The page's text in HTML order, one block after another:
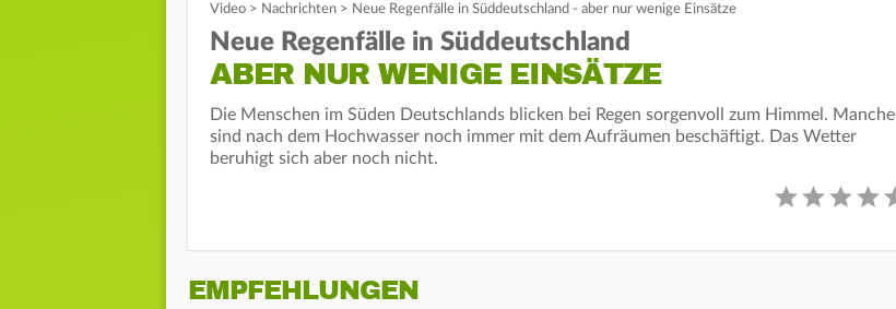
Video > Nachrichten > Neue Regenfälle in Süddeutschland - aber nur wenige Einsätze
Neue Regenfälle in Süddeutschland
ABER NUR WENIGE EINSÄTZE
Die Menschen im Süden Deutschlands blicken bei Regen sorgenvoll zum Himmel. Manche
sind nach dem Hochwasser noch immer mit dem Aufräumen beschäftigt. Das Wetter
beruhigt sich aber noch nicht.
EMPFEHLUNGEN